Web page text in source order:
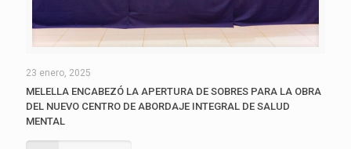
23 enero, 2025
MELELLA ENCABEZÓ LA APERTURA DE SOBRES PARA LA OBRA
DEL NUEVO CENTRO DE ABORDAJE INTEGRAL DE SALUD
MENTAL